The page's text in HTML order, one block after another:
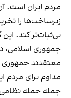
مردم ایران است.
زیرساخت‌ها را
بی‌ثبات‌تر کند.
جمهوری اسلامی،
معتقدند جمهوری
مداوم برای مردم
جمله حمله نظامی،